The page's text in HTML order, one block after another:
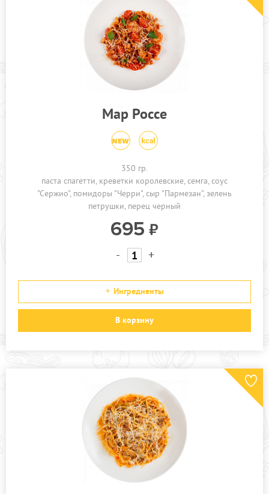
Мар Россе
350 гр.
паста спагетти креветки королевские семга соус
"Сержио" помидоры "Черри" сыр "Пармезан" зелень
петрушки перец черный
695
- +
Ингредиенты
В корзину